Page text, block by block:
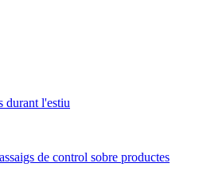
durant l'estiu
de control sobre productes